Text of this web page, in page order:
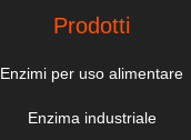
Prodotti
Enzimi per uso alimentare
Enzima industriale